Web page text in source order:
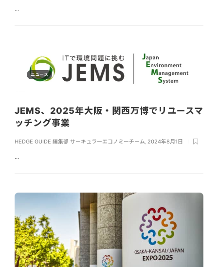
...
ニュース
JEMS、2025年大阪・関西万博でリユースマ
ッチング事業
HEDGE GUIDE 編集部 サーキュラーエコノミーチーム, 2024年8月1日
...